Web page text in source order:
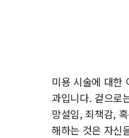
미용 시술에 대한
과입니다. 겉으로
망설임, 죄책감,
해하는 것은 자신